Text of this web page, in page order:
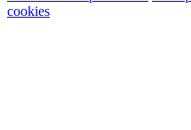
cookies